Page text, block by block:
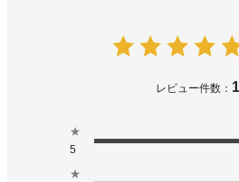
レビュー件数： 1
★
5
★